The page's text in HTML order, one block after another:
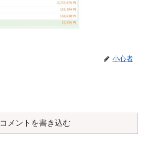
小心者
コメントを書き込む